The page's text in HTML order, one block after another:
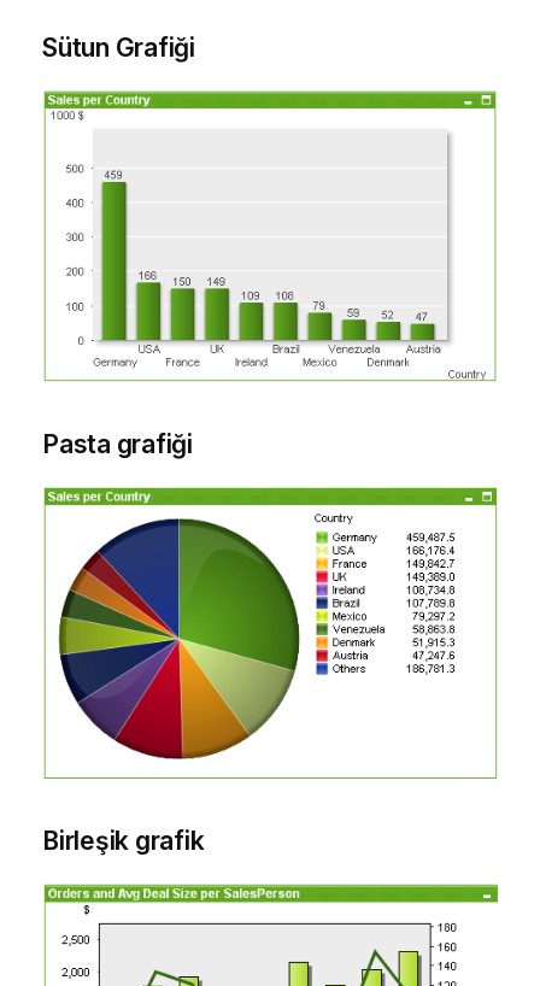
Sütun Grafiği
Pasta grafiği
Birleşik grafik